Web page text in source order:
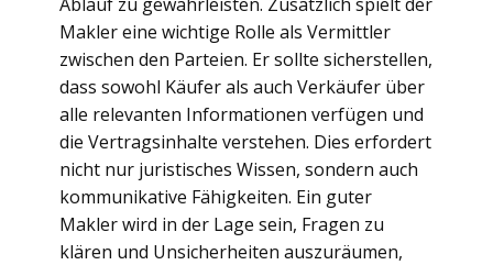
Makler eine wichtige Rolle als Vermittler
zwischen den Parteien. Er sollte sicherstellen,
dass sowohl Käufer als auch Verkäufer über
alle relevanten Informationen verfügen und
die Vertragsinhalte verstehen. Dies erfordert
nicht nur juristisches Wissen, sondern auch
kommunikative Fähigkeiten. Ein guter
Makler wird in der Lage sein, Fragen zu
klären und Unsicherheiten auszuräumen,